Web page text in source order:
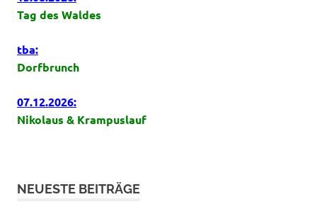
Tag des Waldes
tba:
Dorfbrunch
07.12.2026:
Nikolaus & Krampuslauf
NEUESTE BEITRÄGE